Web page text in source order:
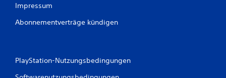
Impressum
Abonnementverträge kündigen
PlayStation-Nutzungsbedingungen